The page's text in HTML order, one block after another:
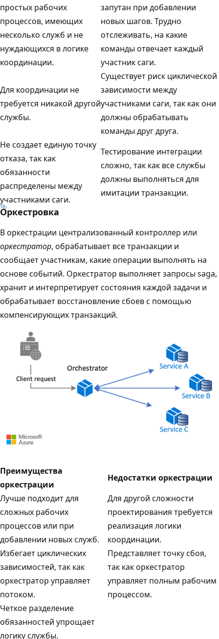
простых рабочих
процессов, имеющих
несколько служб и не
нуждающихся в логике
координации.
запутан при добавлении
новых шагов. Трудно
отслеживать, на какие
команды отвечает каждый
участник саги.
Для координации не
требуется никакой другой
службы.
Существует риск циклической
зависимости между
участниками саги, так как они
должны обрабатывать
команды друг друга.
Не создает единую точку
отказа, так как
обязанности
распределены между
участниками саги.
Тестирование интеграции
сложно, так как все службы
должны выполняться для
имитации транзакции.
Оркестровка
В оркестрации централизованный контроллер или
оркестратор, обрабатывает все транзакции и
сообщает участникам, какие операции выполнять на
основе событий. Оркестратор выполняет запросы saga,
хранит и интерпретирует состояния каждой задачи и
обрабатывает восстановление сбоев с помощью
компенсирующих транзакций.
Преимущества
оркестрации
Недостатки оркестрации
Лучше подходит для
сложных рабочих
процессов или при
добавлении новых служб.
Для другой сложности
проектирования требуется
реализация логики
координации.
Избегает циклических
зависимостей, так как
оркестратор управляет
потоком.
Представляет точку сбоя,
так как оркестратор
управляет полным рабочим
процессом.
Четкое разделение
обязанностей упрощает
логику службы.